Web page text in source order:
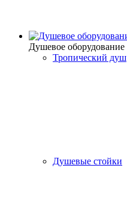
Душевое оборудование
Тропический душ
Душевые стойки